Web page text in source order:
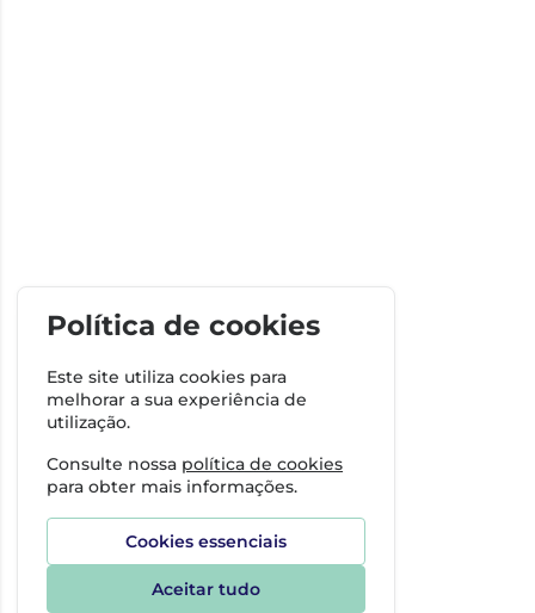
Política de cookies
Este site utiliza cookies para
melhorar a sua experiência de
utilização.
Consulte nossa política de cookies
para obter mais informações.
Cookies essenciais
Aceitar tudo